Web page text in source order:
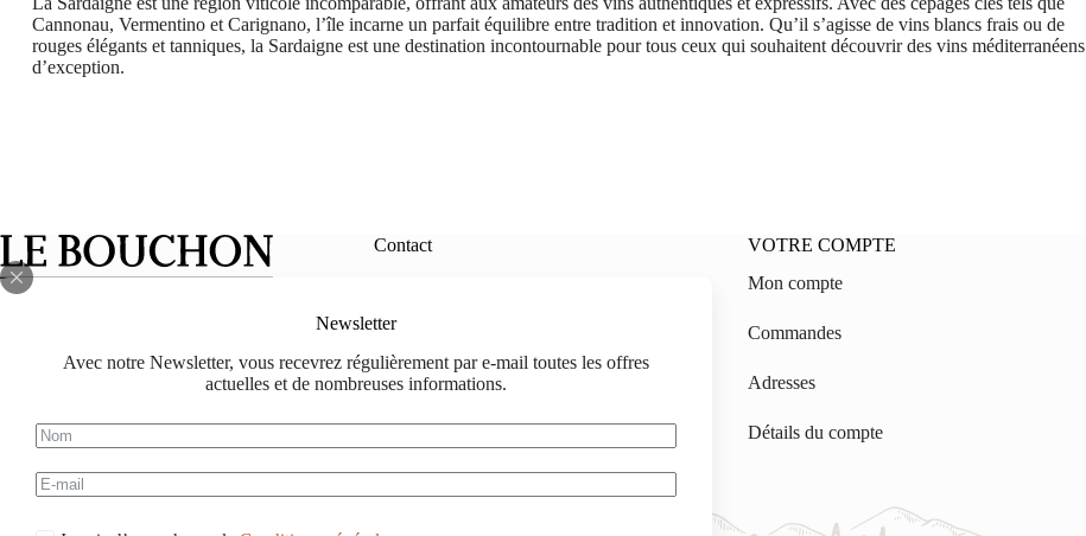
Newsletter
Avec notre Newsletter, vous recevrez régulièrement par e-mail toutes les offres
actuelles et de nombreuses informations.
Cannonau, Vermentino et Carignano, l’île incarne un parfait équilibre entre tradition et innovation. Qu’il s’agisse de vins blancs frais ou de
rouges élégants et tanniques, la Sardaigne est une destination incontournable pour tous ceux qui souhaitent découvrir des vins méditerranéens
d’exception.
Facebook
Instagram
Contact
lebouchon.ch@gmail.com
VOTRE COMPTE
Mon compte
Commandes
Adresses
Détails du compte